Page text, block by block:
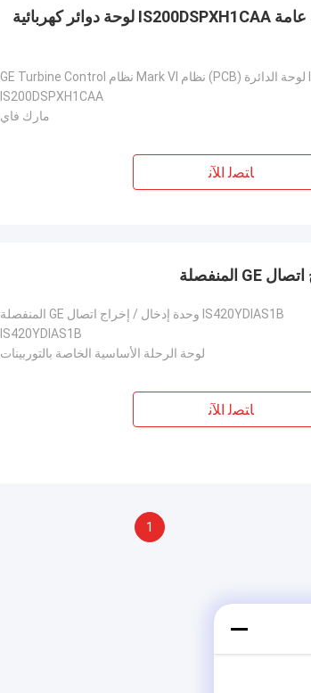
IS200 DSP XH1 CAA لوحة كهربائية عامة IS200DSPXH1CAA لوحة دوائر كهربائية
IS200DSPXH1CAA
مارك فاي
ﺎﺘﺼﻟ ﺍﻶﻧ
IS420YDIAS1B وحدة إدخال / إخراج اتصال GE المنفصلة
IS420YDIAS1B
لوحة الرحلة الأساسية الخاصة بالتوربينات
ﺎﺘﺼﻟ ﺍﻶﻧ
1